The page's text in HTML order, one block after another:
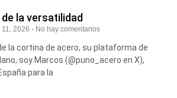
la versatilidad
2026 No hay comentarios
la cortina de acero, su plataforma de
soy Marcos (@puno_acero en X),
para la